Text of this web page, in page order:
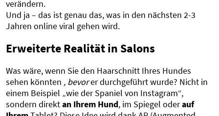
verändern.
Und ja – das ist genau das, was in den nächsten 2-3
Jahren online viral gehen wird.
Erweiterte Realität in Salons
Was wäre, wenn Sie den Haarschnitt Ihres Hundes
sehen könnten , bevorer durchgeführt wurde? Nicht in
einem Beispiel „wie der Spaniel von Instagram“,
sondern direktan Ihrem Hund, im Spiegel oderauf